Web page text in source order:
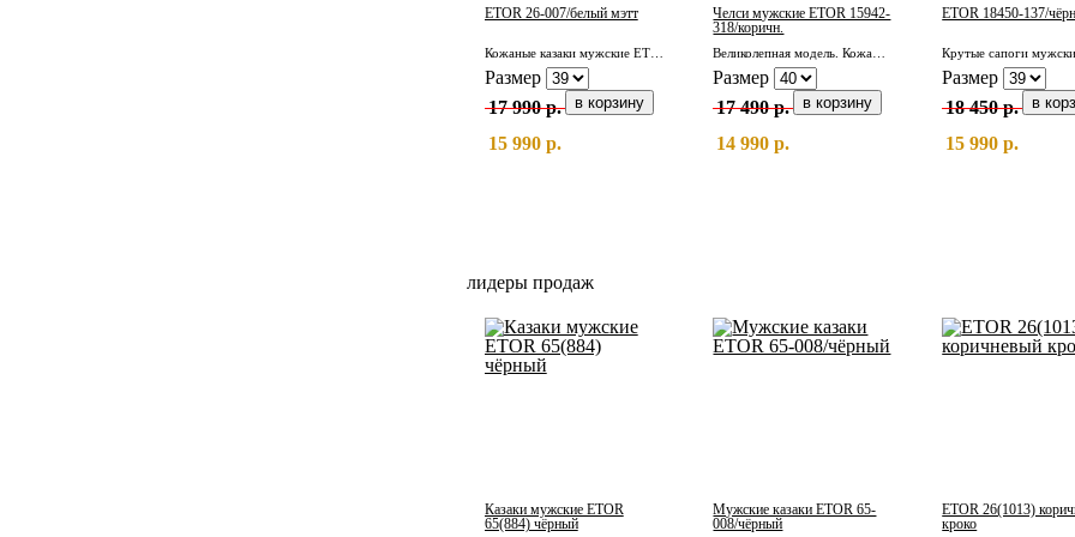
ETOR 26-007/белый мэтт
Кожаные казаки мужские ETOR 26-007/белый мэтт
Размер
17 990 р.
15 990 р.
Челси мужские ETOR 15942-
318/коричн.
Размер
17 490 р.
14 990 р.
ETOR 18450-137/
Размер
18 450 р.
15 990 р.
лидеры продаж
Казаки мужские ETOR
65(884) чёрный
Мужские казаки ETOR 65-
008/чёрный
ETOR 26(1013)
кроко